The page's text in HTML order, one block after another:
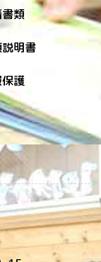
類
明書
護